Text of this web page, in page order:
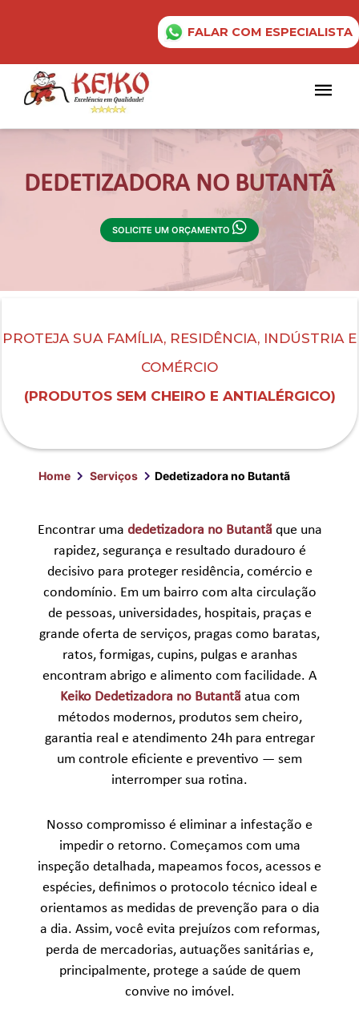
FALAR COM ESPECIALISTA
DEDETIZADORA NO BUTANTÃ
SOLICITE UM ORÇAMENTO
PROTEJA SUA FAMÍLIA, RESIDÊNCIA, INDÚSTRIA E
COMÉRCIO
(PRODUTOS SEM CHEIRO E ANTIALÉRGICO)
Home Serviços Dedetizadora no Butantã
Encontrar uma dedetizadora no Butantã que una
rapidez, segurança e resultado duradouro é
decisivo para proteger residência, comércio e
condomínio. Em um bairro com alta circulação
de pessoas, universidades, hospitais, praças e
grande oferta de serviços, pragas como baratas,
ratos, formigas, cupins, pulgase aranhas
encontram abrigo e alimento com facilidade. A
Keiko Dedetizadora no Butantã atua com
métodos modernos, produtos sem cheiro,
garantia real e atendimento 24h para entregar
um controle eficiente e preventivo — sem
interromper sua rotina.
Nosso compromisso é eliminar a infestação e
impedir o retorno. Começamos com uma
inspeção detalhada, mapeamos focos, acessos e
espécies, definimos o protocolo técnico ideal e
orientamos as medidas de prevenção para o dia
a dia. Assim, você evita prejuízos com reformas,
perda de mercadorias, autuações sanitárias e,
principalmente, protege a saúde de quem
convive no imóvel.